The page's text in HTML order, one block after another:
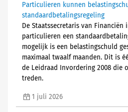
Particulieren kunnen
standaardbetalingsregeling
De Staatssecretaris van
particulieren een
mogelijk is een belastingschuld
maximaal twaalf maanden. Dit is
de Leidraad Invordering 2008 die
treden.
1 juli 2026